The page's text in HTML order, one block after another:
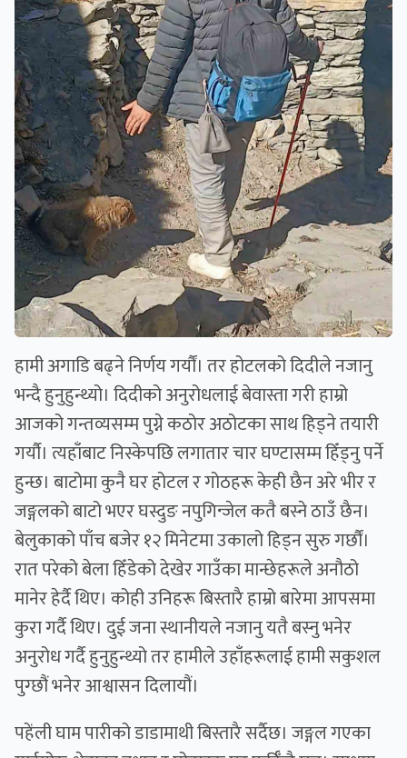
हामी अगाडि बढ्ने निर्णय गर्यौं। तर होटलको दिदीले नजानु
भन्दै हुनुहुन्थ्यो। दिदीको अनुरोधलाई बेवास्ता गरी हाम्रो
आजको गन्तव्यसम्म पुग्ने कठोर अठोटका साथ हिड्ने तयारी
गर्यौ। त्यहाँबाट निस्केपछि लगातार चार घण्टासम्म हिँड्नु पर्ने
हुन्छ। बाटोमा कुनै घर होटल र गोठहरू केही छैन अरे भीर र
जङ्गलको बाटो भएर घस्दुङ नपुगिन्जेल कतै बस्ने ठाउँ छैन।
बेलुकाको पाँच बजेर १२ मिनेटमा उकालो हिड्न सुरु गर्छौं।
रात परेको बेला हिँडेको देखेर गाउँका मान्छेहरूले अनौठो
मानेर हेर्दै थिए। कोही उनिहरू बिस्तारै हाम्रो बारेमा आपसमा
कुरा गर्दै थिए। दुई जना स्थानीयले नजानु यतै बस्नु भनेर
अनुरोध गर्दै हुनुहुन्थ्यो तर हामीले उहाँहरूलाई हामी सकुशल
पुग्छौं भनेर आश्वासन दिलायौं।
पहेंली घाम पारीको डाडामाथी बिस्तारै सर्दैछ। जङ्गल गएका